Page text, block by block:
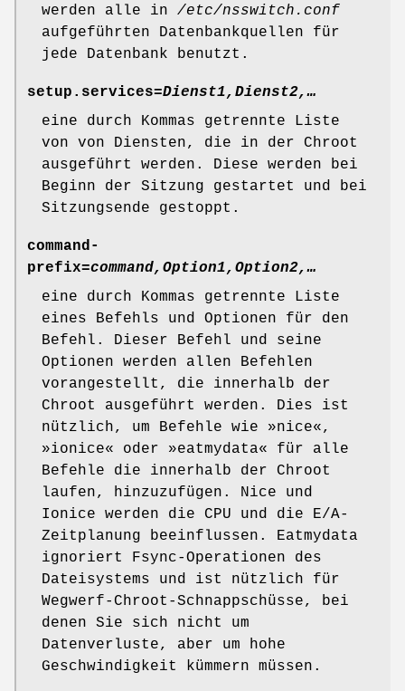
werden alle in /etc/nsswitch.conf
aufgeführten Datenbankquellen für
jede Datenbank benutzt.
setup.services=Dienst1,Dienst2,…
eine durch Kommas getrennte Liste
von von Diensten, die in der Chroot
ausgeführt werden. Diese werden bei
Beginn der Sitzung gestartet und bei
Sitzungsende gestoppt.
command-
prefix=command,Option1,Option2,…
eine durch Kommas getrennte Liste
eines Befehls und Optionen für den
Befehl. Dieser Befehl und seine
Optionen werden allen Befehlen
vorangestellt, die innerhalb der
Chroot ausgeführt werden. Dies ist
nützlich, um Befehle wie »nice«,
»ionice« oder »eatmydata« für alle
Befehle die innerhalb der Chroot
laufen, hinzuzufügen. Nice und
Ionice werden die CPU und die E/A-
Zeitplanung beeinflussen. Eatmydata
ignoriert Fsync-Operationen des
Dateisystems und ist nützlich für
Wegwerf-Chroot-Schnappschüsse, bei
denen Sie sich nicht um
Datenverluste, aber um hohe
Geschwindigkeit kümmern müssen.